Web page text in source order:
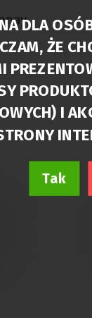
DLA
ŻE
I
Tak